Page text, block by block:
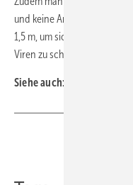
und keine Anlage ersetzt
1,5 m, um sich vor einer
Viren zu schützen. ■
Siehe auch: